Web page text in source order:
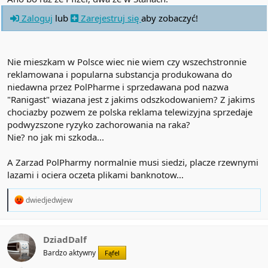
Zaloguj lub Zarejestruj się aby zobaczyć!
Nie mieszkam w Polsce wiec nie wiem czy wszechstronnie
reklamowana i popularna substancja produkowana do
niedawna przez PolPharme i sprzedawana pod nazwa
"Ranigast" wiazana jest z jakims odszkodowaniem? Z jakims
chociazby pozwem ze polska reklama telewizyjna sprzedaje
podwyzszone ryzyko zachorowania na raka?
Nie? no jak mi szkoda...
A Zarzad PolPharmy normalnie musi siedzi, placze rzewnymi
lazami i ociera oczeta plikami banknotow...
R
t
i
o
dwiedjedwjew
DziadDalf
Bardzo aktywny Fąfel